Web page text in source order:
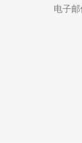
电子